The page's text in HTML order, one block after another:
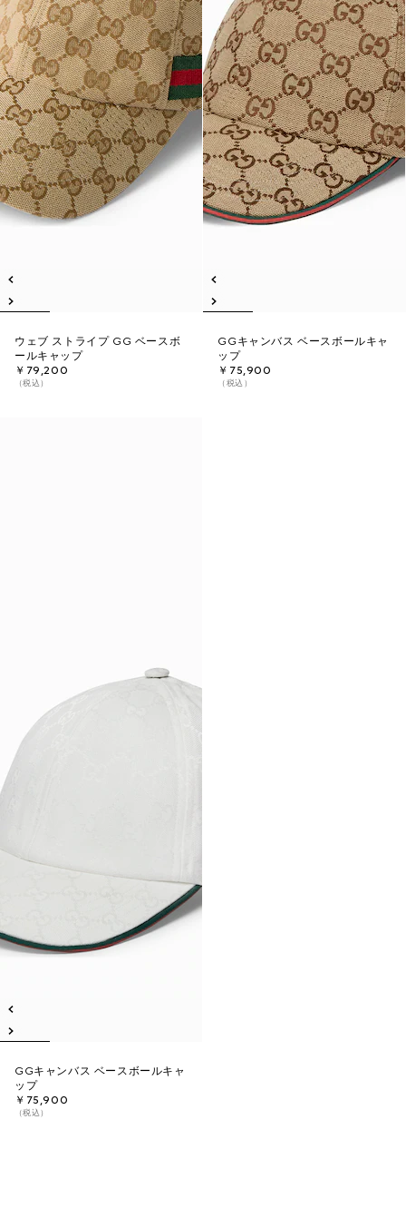
ウェブ ストライプ GG ベースボ
ールキャップ
￥79,200
（税込）
GGキャンバス ベースボールキャ
ップ
￥75,900
（税込）
GGキャンバス ベースボールキャ
ップ
￥75,900
（税込）